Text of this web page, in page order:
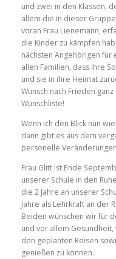
und zwei in den Klassen,
allem die in dieser
voran Frau Lienemann,
die Kinder zu kämpfen
nächsten Angehörigen für
allen Familien, dass ihre
und sie in ihre Heimat
Wunsch nach Frieden
Wunschliste!
Wenn ich den Blick nun
dann gibt es aus dem
personelle
Frau Glitt ist Ende
unserer Schule in den
die 2 Jahre an unserer
Jahre als Lehrkraft an der
Beiden wünschen wir für
und vor allem
den geplanten Reisen
genießen zu können.